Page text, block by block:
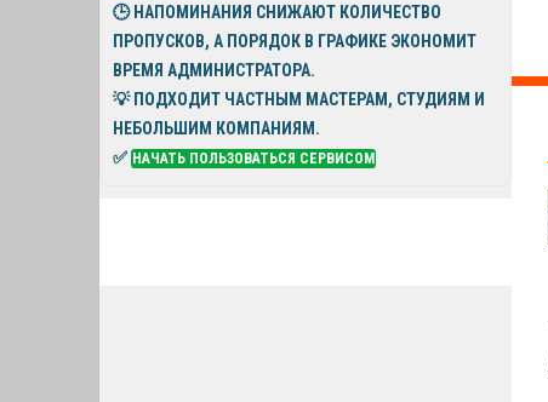
🕒 НАПОМИНАНИЯ СНИЖАЮТ КОЛИЧЕСТВО
ПРОПУСКОВ, А ПОРЯДОК В ГРАФИКЕ ЭКОНОМИТ
ВРЕМЯ АДМИНИСТРАТОРА.
💡ПОДХОДИТ ЧАСТНЫМ МАСТЕРАМ, СТУДИЯМ И
НЕБОЛЬШИМ КОМПАНИЯМ.
✅ НАЧАТЬ ПОЛЬЗОВАТЬСЯ СЕРВИСОМ